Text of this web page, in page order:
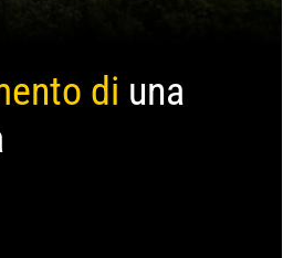
di una